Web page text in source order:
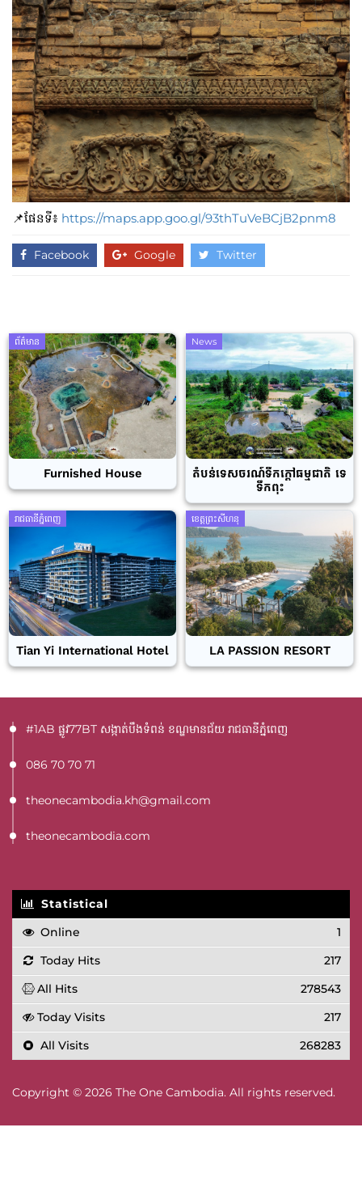
📌ផែនទី៖ https://maps.app.goo.gl/93thTuVeBCjB2pnm8
Facebook Google Twitter
ព័ត៌មាន
Furnished House
News
តំបន់ទេសចរណ៍ទឹកក្តៅធម្មជាតិ ទេ
ទឹកពុះ
រាជធានីភ្នំពេញ
Tian Yi International Hotel
ខេត្តព្រះសីហនុ
LA PASSION RESORT
#1AB ផ្លូវ77BT​ សង្កាត់បឹងទំពន់ ខណ្ឌមានជ័យ រាជធានីភ្នំពេញ
086 70 70 71
theonecambodia.kh@gmail.com
theonecambodia.com
Statistical
Online
1
Today Hits
217
All Hits
278543
Today Visits
217
All Visits
268283
Copyright © 2026 The One Cambodia. All rights reserved.